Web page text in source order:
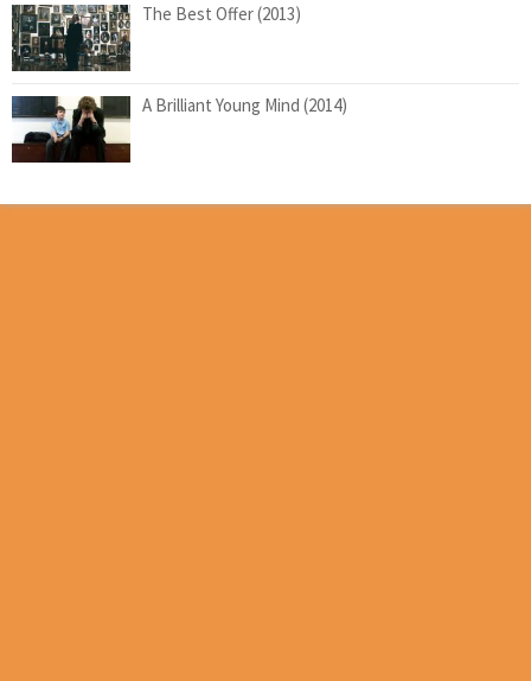
The Best Offer (2013)
A Brilliant Young Mind (2014)